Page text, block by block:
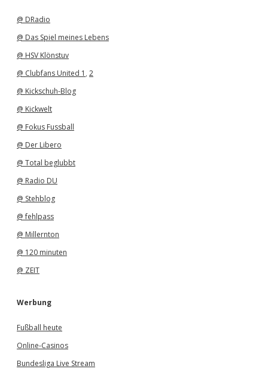
@ DRadio
@ Das Spiel meines Lebens
@ HSV Klönstuv
@ Clubfans United 1 , 2
@ Kickschuh-Blog
@ Kickwelt
@ Fokus Fussball
@ Der Libero
@ Total beglubbt
@ Radio DU
@ Stehblog
@ fehlpass
@ Millernton
@ 120 minuten
@ ZEIT
Werbung
Fußball heute
Online-Casinos
Bundesliga Live Stream